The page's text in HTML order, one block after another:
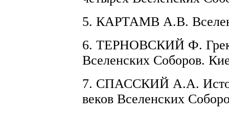
5. КАРТАМВ А.В. Вс
6. ТЕРНОВСКИЙ Ф.
Вселенских Соборов.
7. СПАССКИЙ А.А.
веков Все­ленских